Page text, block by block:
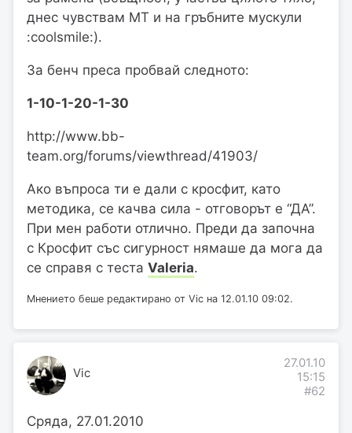
днес чувствам МТ и на гръбните мускули
:coolsmile:).
За бенч преса пробвай следното:
1-10-1-20-1-30
http://www.bb-
team.org/forums/viewthread/41903/
Ако въпроса ти е дали с кросфит, като
методика, се качва сила - отговорът е “ДА”.
При мен работи отлично. Преди да започна
с Кросфит със сигурност нямаше да мога да
се справя с теста Valeria.
Мнението беше редактирано от Vic на 12.01.10 09:02.
Vic
27.01.10
15:15
#62
Сряда, 27.01.2010